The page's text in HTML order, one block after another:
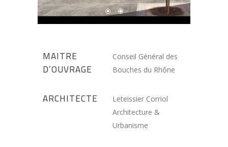
MAITRE
D’OUVRAGE
Conseil Général des
Bouches du Rhône
ARCHITECTE
Leteissier Corriol
Architecture &
Urbanisme